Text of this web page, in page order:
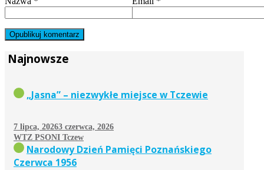
Najnowsze
„Jasna” – niezwykłe miejsce w Tczewie
7 lipca, 20263 czerwca, 2026
WTZ PSONI Tczew
Narodowy Dzień Pamięci Poznańskiego
Czerwca 1956